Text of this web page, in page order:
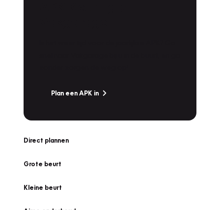
Plan een APK in
Direct plannen
Grote beurt
Kleine beurt